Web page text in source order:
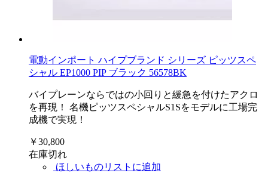
電動インポート ハイプブランド シリーズ ピッツスペ
シャル EP1000 PIP ブラック 56578BK
バイプレーンならではの小回りと緩急を付けたアクロ
を再現！ 名機ピッツスペシャルS1Sをモデルに工場完
成機で実現！
￥30,800
在庫切れ
ほしいものリストに追加